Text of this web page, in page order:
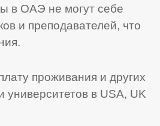
в ОАЭ не могут себе
и преподавателей, что
проживания и других
университетов в USA, UK